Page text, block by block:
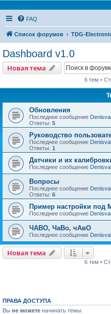
FAQ
Список форумов TDG-
Dashboard v1.0
Новая тема
6 тем •
Обновления
Последнее сообщение
Ответы: 5
Руководство
Последнее сообщение
Ответы: 1
Датчики и их
Последнее сообщение
Вопросы
Последнее сообщение
Ответы: 6
Пример настройки под
Последнее сообщение
ЧАВО, ЧаВо, чАвО
Последнее сообщение
Новая тема
6 тем •
ПРАВА ДОСТУПА
Вы не можете начинать темы